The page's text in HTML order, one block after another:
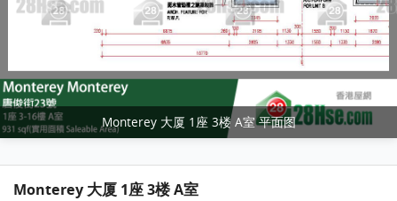
Monterey 大厦 1座 3楼 A室 平面图
Monterey 大厦 1座 3楼 A室